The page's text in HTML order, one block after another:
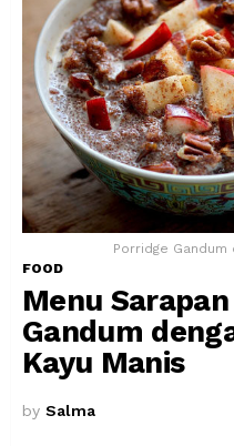
Porridge Gandum
FOOD
Menu
Gandum
Kayu Manis
by Salma